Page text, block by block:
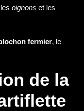
oignons et les
fermier, le
de la